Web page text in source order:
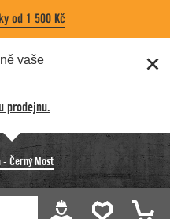
od 1 500 Kč
vaše
prodejnu.
- Černý Most